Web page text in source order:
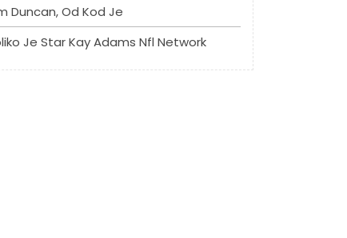
Duncan, Od Kod Je
Je Star Kay Adams Nfl Network